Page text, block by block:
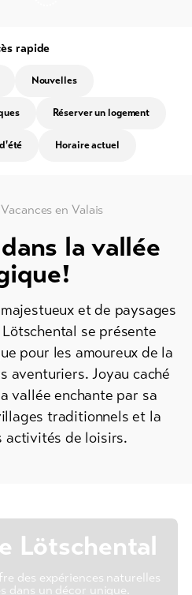
rapide
Nouvelles
Réserver un logement
Horaire actuel
en Valais
la vallée
et de paysages
se présente
pour les amoureux de la
aventuriers. Joyau caché
vallée enchante par sa
traditionnels et la
activités de loisirs.
Lötschental
des expériences naturelles
dans un décor unique.